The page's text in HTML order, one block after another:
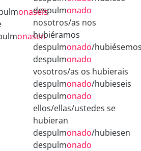
onaseis
onasen
despulmonado
nosotros/as nos
hubiéramos
despulmonado/
despulmonado
vosotros/as os hubierais
despulmonado/hubieseis
despulmonado
ellos/ellas/ustedes se
hubieran
despulmonado/hubiesen
despulmonado